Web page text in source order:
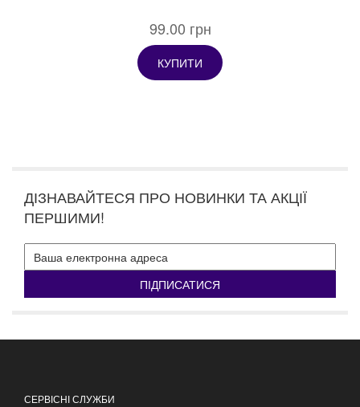
99.00 грн
КУПИТИ
ДІЗНАВАЙТЕСЯ ПРО НОВИНКИ ТА АКЦІЇ
ПЕРШИМИ!
ПІДПИСАТИСЯ
СЕРВІСНІ СЛУЖБИ